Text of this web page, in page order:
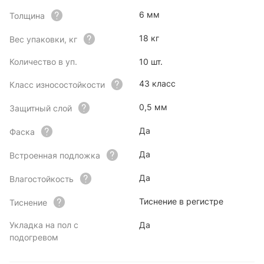
Толщина 6 мм
Вес упаковки, кг 18 кг
Количество в уп. 10 шт.
Класс износостойкости 43 класс
Защитный слой 0,5 мм
Фаска Да
Встроенная подложка Да
Влагостойкость Да
Тиснение Тиснение в регистре
Укладка на пол с
подогревом
Да